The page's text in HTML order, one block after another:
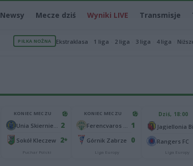
Newsy Mecze dziś Wyniki LIVE Transmisje
PIŁKA NOŻNA Ekstraklasa 1 liga 2 liga 3 liga 4 liga
KONIEC MECZU
2
Sokół Kleczew 2*
Puchar Polski
KONIEC MECZU
1
Górnik Zabrze 0
Liga Europy
Dziś, 18:00
Rangers FC
Liga Europy